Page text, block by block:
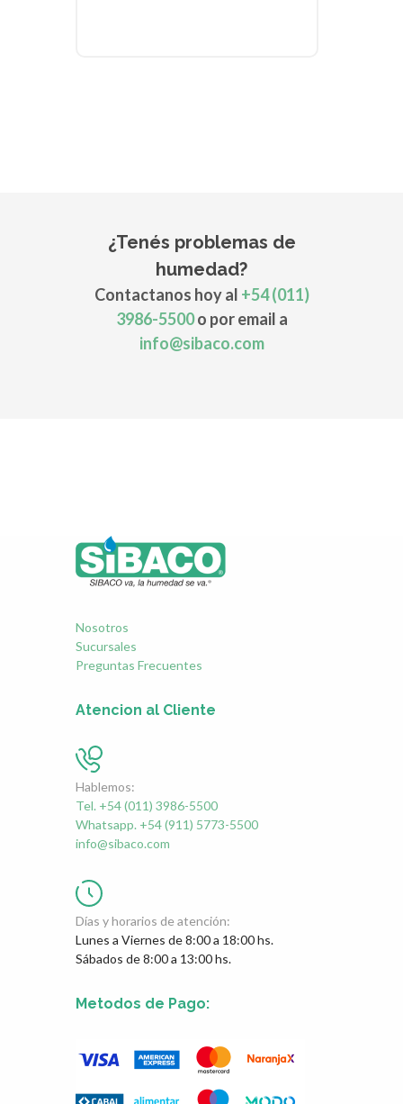
¿Tenés problemas de
humedad?
Contactanos hoy al +54 (011)
3986-5500o por email a
info@sibaco.com
Nosotros
Sucursales
Preguntas Frecuentes
Atencion al Cliente
Hablemos:
Tel. +54 (011) 3986-5500
Whatsapp. +54 (911) 5773-5500
info@sibaco.com
Días y horarios de atención:
Lunes a Viernes de 8:00 a 18:00 hs.
Sábados de 8:00 a 13:00 hs.
Metodos de Pago: